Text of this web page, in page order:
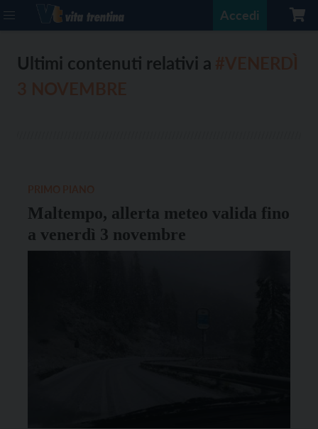
Accedi
Ultimi contenuti relativi a
Maltempo, allerta meteo valida fino
a venerdì 3 novembre